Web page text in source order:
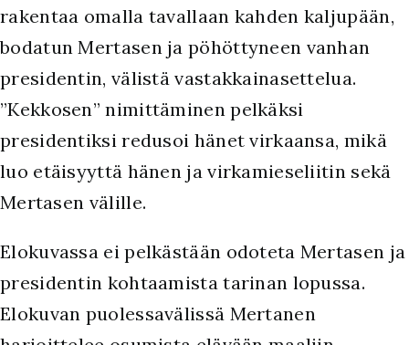
rakentaa omalla tavallaan kahden kaljupään,
bodatun Mertasen ja pöhöttyneen vanhan
presidentin, välistä vastakkainasettelua.
”Kekkosen” nimittäminen pelkäksi
presidentiksi redusoi hänet virkaansa, mikä
luo etäisyyttä hänen ja virkamieseliitin sekä
Mertasen välille.
Elokuvassa ei pelkästään odoteta Mertasen ja
presidentin kohtaamista tarinan lopussa.
Elokuvan puolessavälissä Mertanen